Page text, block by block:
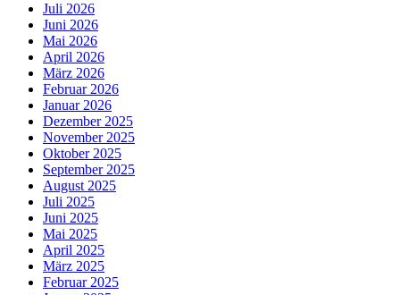
Juli 2026
Juni 2026
Mai 2026
April 2026
März 2026
Februar 2026
Januar 2026
Dezember 2025
November 2025
Oktober 2025
September 2025
August 2025
Juli 2025
Juni 2025
Mai 2025
April 2025
März 2025
Februar 2025